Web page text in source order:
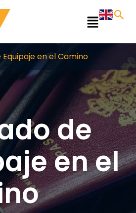
Main
en el Camino
de
en el